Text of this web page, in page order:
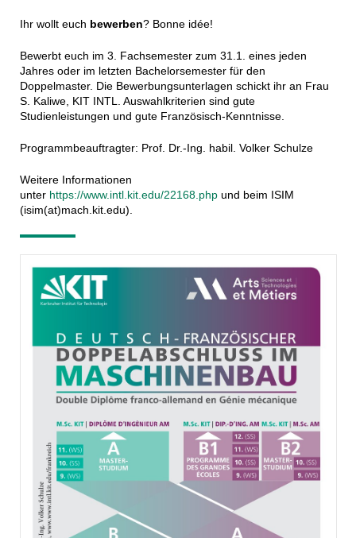
Ihr wollt euch bewerben? Bonne idée!
Bewerbt euch im 3. Fachsemester zum 31.1. eines jeden
Jahres oder im letzten Bachelorsemester für den
Doppelmaster. Die Bewerbungsunterlagen schickt ihr an Frau
S. Kaliwe, KIT INTL. Auswahlkriterien sind gute
Studienleistungen und gute Französisch-Kenntnisse.
Programmbeauftragter: Prof. Dr.-Ing. habil. Volker Schulze
Weitere Informationen
unter https://www.intl.kit.edu/22168.phpund beim ISIM
(isim(at)mach.kit.edu).